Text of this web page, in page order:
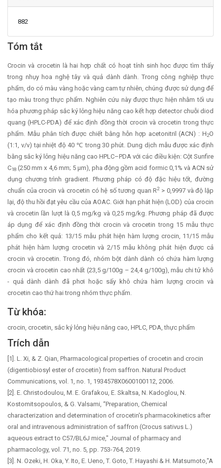
882
Main Article Content
Tóm tắt
Crocin và crocetin là hai hợp chất có hoạt tính sinh học được tìm thấy
trong nhụy hoa nghệ tây và quả dành dành. Trong công nghiệp thực
phẩm, do có màu vàng hoặc vàng cam tự nhiên, chúng được sử dụng để
tạo màu trong thực phẩm. Nghiên cứu này được thực hiện nhằm tối ưu
hóa phương pháp sắc ký lỏng hiệu năng cao kết hợp detector chuỗi diod
quang (HPLC-PDA) để xác định đồng thời crocin và crocetin trong thực
phẩm. Mẫu phân tích được chiết bằng hỗn hợp acetonitril (ACN) : H2O
(1:1, v/v) tại nhiệt độ 40 ℃ trong 30 phút. Dung dịch mẫu được xác định
bằng sắc ký lỏng hiệu năng cao HPLC–PDA với các điều kiện: Cột Sunfire
C18 (250 mm x 4,6 mm; 5 µm), pha động gồm acid formic 0,1% và ACN sử
dụng chương trình gradient. Phương pháp có độ đặc hiệu tốt, đường
chuẩn của crocin và crocetin có hệ số tương quan R2> 0,9997 và độ lặp
lại, độ thu hồi đạt yêu cầu của AOAC. Giới hạn phát hiện (LOD) của crocin
và crocetin lần lượt là 0,5 mg/kg và 0,25 mg/kg. Phương pháp đã được
áp dụng để xác định đồng thời crocin và crocetin trong 15 mẫu thực
phẩm cho kết quả: 13/15 mẫu phát hiện hàm lượng crocin, 11/15 mẫu
phát hiện hàm lượng crocetin và 2/15 mẫu không phát hiện được cả
crocin và crocetin. Trong đó, nhóm bột dành dành có chứa hàm lượng
crocin và crocetin cao nhất (23,5 g/100g – 24,4 g/100g), mẫu chi tử khô
- quả dành dành đã phơi hoặc sấy khô chứa hàm lượng crocin và
crocetin cao thứ hai trong nhóm thực phẩm.
Từ khóa:
crocin, crocetin, sắc ký lỏng hiệu năng cao, HPLC, PDA, thực phẩm
Trích dẫn
[1]. L. Xi, & Z. Qian, Pharmacological properties of crocetin and crocin
(digentiobiosyl ester of crocetin) from saffron. Natural Product
Communications, vol. 1, no. 1, 1934578X0600100112, 2006.
[2]. E. Christodoulou, M. E. Grafakou, E. Skaltsa, N. Kadoglou, N.
Kostomitsopoulos, & G. Valsami, “Preparation, Chemical
characterization and determination of crocetin's pharmacokinetics after
oral and intravenous administration of saffron (Crocus sativus L.)
aqueous extract to C57/BL6J mice," Journal of pharmacy and
pharmacology, vol. 71, no. 5, pp. 753-764, 2019.
[3]. N. Ozeki, H. Oka, Y. Ito, E. Ueno, T. Goto, T. Hayashi & H. Matsumoto,"A